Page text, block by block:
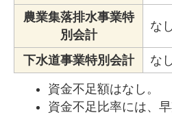
農業集落排水事業特
別会計
なし
下水道事業特別会計 なし
資金不足額はなし。
資金不足比率には、